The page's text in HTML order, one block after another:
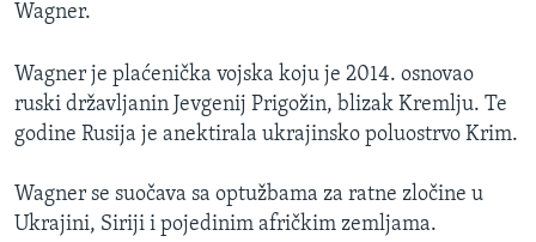
Wagner.
Wagner je plaćenička vojska koju je 2014. osnovao
ruski državljanin Jevgenij Prigožin, blizak Kremlju. Te
godine Rusija je anektirala ukrajinsko poluostrvo Krim.
Wagner se suočava sa optužbama za ratne zločine u
Ukrajini, Siriji i pojedinim afričkim zemljama.